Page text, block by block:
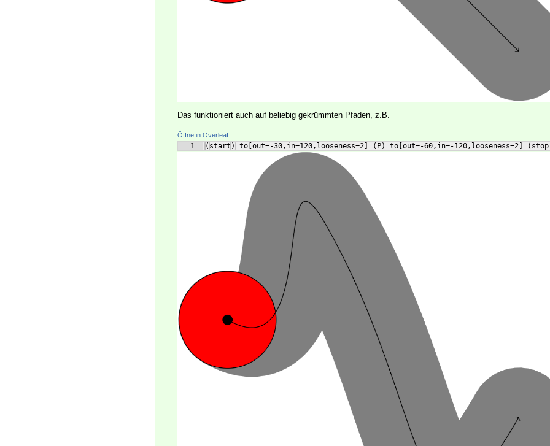
Das funktioniert auch auf beliebig gekrümmten Pfaden, z.B.
Öffne in Overleaf
1 (start) to[out=-30,in=120,looseness=2] (P) to[out=-60,in=-120,looseness=2]